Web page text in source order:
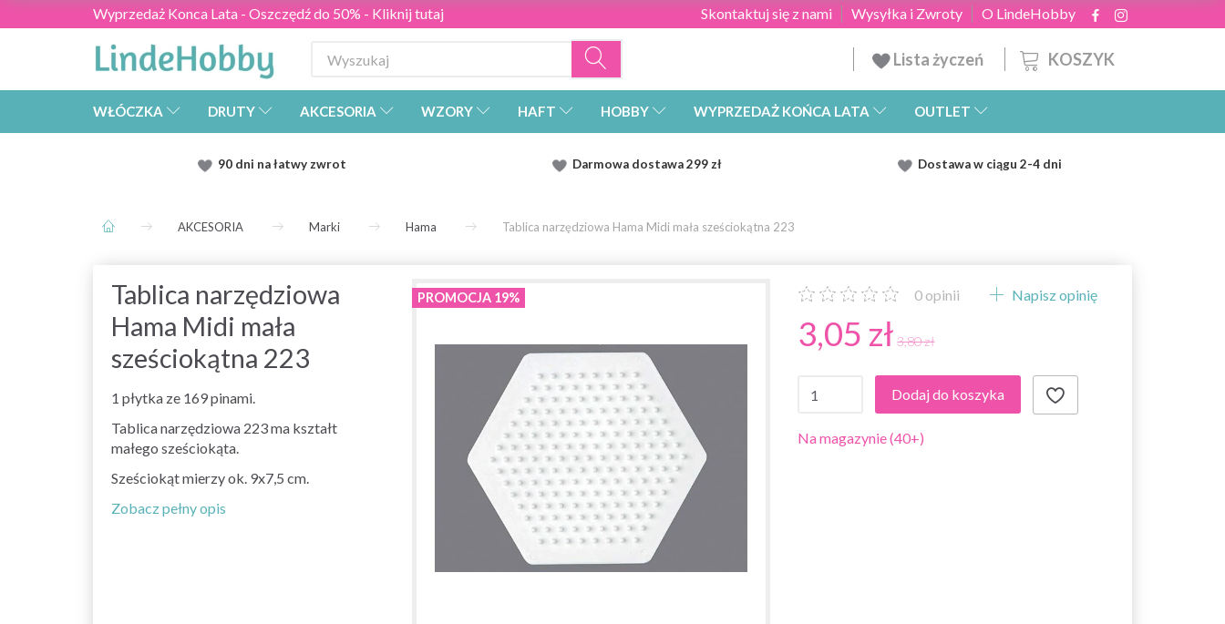
Wyprzedaż Konca Lata - Oszczędź do 50% - Kliknij tutaj O LindeHobby
Wysyłka i Zwroty
Skontaktuj się z nami
KOSZYK
Lista życzeń
WŁÓCZKA DRUTY AKCESORIA WZORY HAFT HOBBY WYPRZEDAŻ KOŃCA LATA OUTLET
90 dni na łatwy zwrot Darmowa dostawa299 zł Dostawaw ciągu 2-4 dni
AKCESORIA Marki Hama Tablica narzędziowa Hama Midi mała sześciokątna 223
Tablica narzędziowa
Hama Midi mała
sześciokątna 223
1 płytka ze 169 pinami.
Tablica narzędziowa 223 ma kształt
małego sześciokąta.
Sześciokąt mierzy ok. 9x7,5 cm.
Zobacz pełny opis
PROMOCJA 19% 0 opinii Napisz opinię
3,05 zł 3,80 zł
Dodaj do koszyka
Na magazynie (40+)